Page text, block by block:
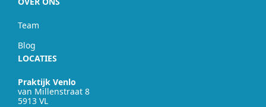
Team
Blog
LOCATIES
Praktijk Venlo
van Millenstraat 8
5913 VL